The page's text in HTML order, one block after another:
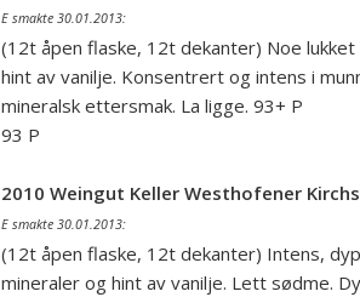
E smakte 30.01.2013:
(12t åpen flaske, 12t dekanter) Noe
hint av vanilje. Konsentrert og intens i
mineralsk ettersmak. La ligge. 93+ P
93 P
2010 Weingut Keller Westhofener
E smakte 30.01.2013:
(12t åpen flaske, 12t dekanter) Intens,
mineraler og hint av vanilje. Lett sødme.